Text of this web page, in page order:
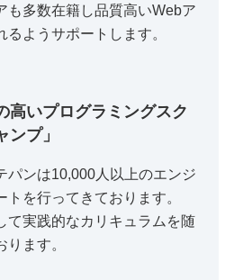
も多数在籍し品質高いWebア
ようサポートします。
高いプログラミングスク
プ」
パンは10,000人以上のエンジ
を行ってきております。
て実践的なカリキュラムを随
ます。